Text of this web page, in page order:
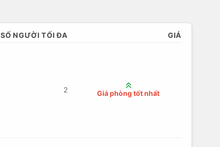
SỐ NGƯỜI TỐI ĐA GIÁ
2 Giá phòng tốt nhất